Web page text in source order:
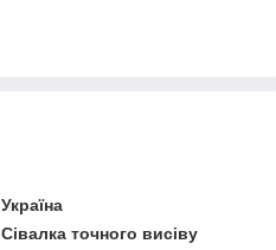
Україна
Сівалка точного висіву